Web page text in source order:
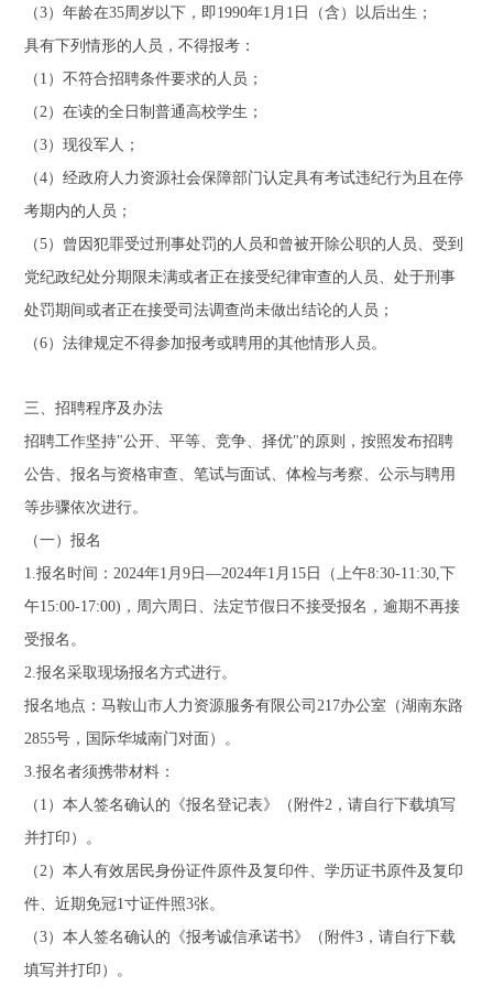
（3）年龄在35周岁以下，即1990年1月1日（含）以后出生；
具有下列情形的人员，不得报考：
（1）不符合招聘条件要求的人员；
（2）在读的全日制普通高校学生；
（3）现役军人；
（4）经政府人力资源社会保障部门认定具有考试违纪行为且在停
考期内的人员；
（5）曾因犯罪受过刑事处罚的人员和曾被开除公职的人员、受到
党纪政纪处分期限未满或者正在接受纪律审查的人员、处于刑事
处罚期间或者正在接受司法调查尚未做出结论的人员；
（6）法律规定不得参加报考或聘用的其他情形人员。
三、招聘程序及办法
招聘工作坚持"公开、平等、竞争、择优"的原则，按照发布招聘
公告、报名与资格审查、笔试与面试、体检与考察、公示与聘用
等步骤依次进行。
（一）报名
1.报名时间：2024年1月9日—2024年1月15日（上午8:30-11:30,下
午15:00-17:00)，周六周日、法定节假日不接受报名，逾期不再接
受报名。
2.报名采取现场报名方式进行。
报名地点：马鞍山市人力资源服务有限公司217办公室（湖南东路
2855号，国际华城南门对面）。
3.报名者须携带材料：
（1）本人签名确认的《报名登记表》（附件2，请自行下载填写
并打印）。
（2）本人有效居民身份证件原件及复印件、学历证书原件及复印
件、近期免冠1寸证件照3张。
（3）本人签名确认的《报考诚信承诺书》（附件3，请自行下载
填写并打印）。